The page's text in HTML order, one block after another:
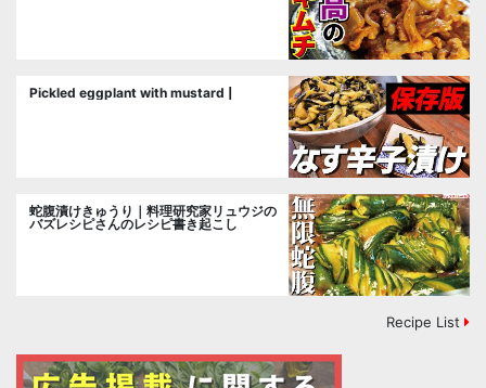
Pickled eggplant with mustard |
蛇腹漬けきゅうり｜料理研究家リュウジの
バズレシピさんのレシピ書き起こし
Recipe List